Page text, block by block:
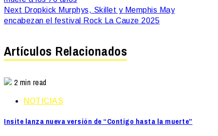
Reading
Next Dropkick Murphys, Skillet y Memphis May
encabezan el festival Rock La Cauze 2025
Artículos Relacionados
2 min read
NOTICIAS
Insite lanza nueva versión de “Contigo hasta la muerte”